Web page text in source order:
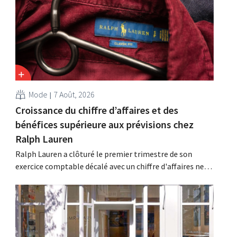
précédemment aux Pays-Bas, en Belgique et en Espagne,
qui avaient déjà entraîné la suppression de centaines
d'emplois.
Mode 7 Août, 2026
Croissance du chiffre d’affaires et des
bénéfices supérieure aux prévisions chez
Ralph Lauren
Ralph Lauren a clôturé le premier trimestre de son
exercice comptable décalé avec un chiffre d'affaires net
soit une hausse de 14 % par rapport à l'année
précédente. Fort de ce démarrage supérieur aux
attentes, le groupe revoit également à la...